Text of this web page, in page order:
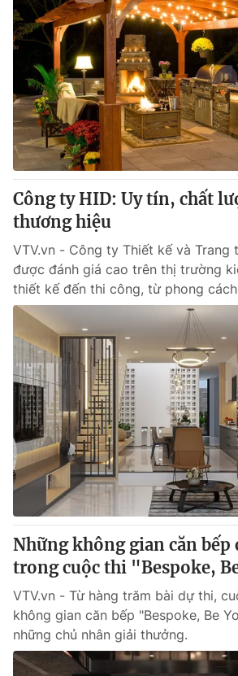
Công ty HID: Uy tín, chất
thương hiệu
VTV.vn - Công ty Thiết kế và Trang
được đánh giá cao trên thị trường
thiết kế đến thi công, từ phong
Những không gian căn bếp
trong cuộc thi "Bespoke,
VTV.vn - Từ hàng trăm bài dự thi,
không gian căn bếp "Bespoke, Be
những chủ nhân giải thưởng.